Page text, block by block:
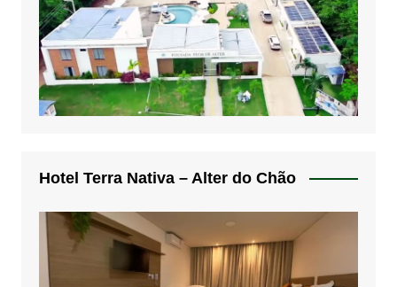
Hotel Terra Nativa – Alter do Chão